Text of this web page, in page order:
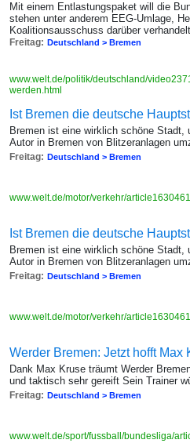
Mit einem Entlastungspaket will die
stehen unter anderem EEG-Umlage,
Koalitionsausschuss darüber
Freitag: Deutschland > Bremen
www.welt.de/politik/deutschland/
werden.html
Ist Bremen die deutsche
Bremen ist eine wirklich schöne Stadt,
Autor in Bremen von Blitzeranlagen
Freitag: Deutschland > Bremen
www.welt.de/motor/verkehr/
Ist Bremen die deutsche
Bremen ist eine wirklich schöne Stadt,
Autor in Bremen von Blitzeranlagen
Freitag: Deutschland > Bremen
www.welt.de/motor/verkehr/
Werder Bremen: Jetzt hofft Max
Dank Max Kruse träumt Werder
und taktisch sehr gereift Sein Trainer
Freitag: Deutschland > Bremen
www.welt.de/sport/fussball/bundesliga/